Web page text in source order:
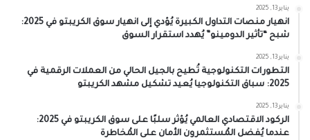
يناير 13, 2025
انهيار منصات التداول الكبيرة يُؤدي إلى انهيار سوق الكريبتو في 2025:
شبح “تأثير الدومينو” يُهدد استقرار السوق
يناير 13, 2025
التطورات التكنولوجية تُطيح بالجيل الحالي من العملات الرقمية في
2025: سباق التكنولوجيا يُعيد تشكيل مشهد الكريبتو
يناير 13, 2025
الركود الاقتصادي العالمي يُؤثر سلبًا على سوق الكريبتو في 2025:
عندما يُفضل المُستثمرون الأمان على المُخاطرة